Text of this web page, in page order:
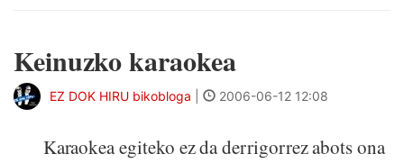
Keinuzko karaokea
EZ DOK HIRU bikobloga 2006-06-12 12:08
Karaokea egiteko ez da derrigorrez abots ona